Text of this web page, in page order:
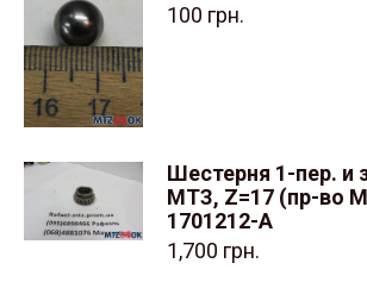
100 грн.
Шестерня 1-пер. и
МТЗ, Z=17 (пр-во
1701212-А
1,700 грн.